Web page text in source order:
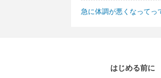
急に体調が悪くなってっ
はじめる前に